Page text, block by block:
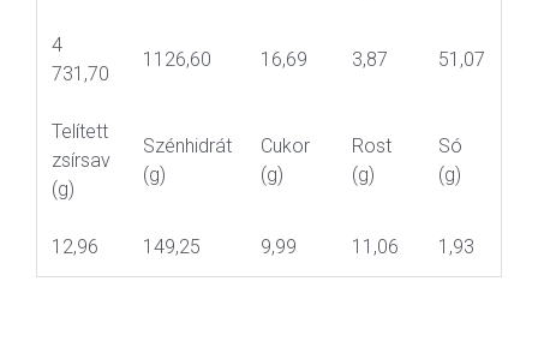
4
731,70
1126,60 16,69 3,87 51,07
Telített
zsírsav
(g)
Szénhidrát
(g)
Cukor
(g)
Rost
(g)
Só
(g)
12,96 149,25 9,99 11,06 1,93